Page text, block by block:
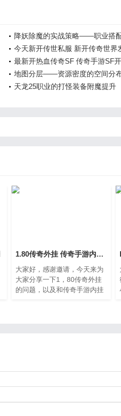
降妖除魔的实战策略——职业搭
今天新开传世私服 新开传奇世界
最新开热血传奇SF 传奇手游SF
地图分层——资源密度的空间分
天龙25职业的打怪装备附魔提升
1.80传奇外挂 传奇手游内挂辅助工具
大家好，感谢邀请，今天来为
大家分享一下1，80传奇外挂
的问题，以及和传奇手游内挂